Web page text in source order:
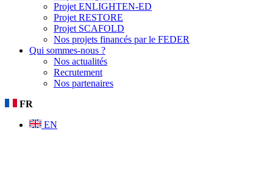
Projet ENLIGHTEN-ED
Projet RESTORE
Projet SCAFOLD
Nos projets financés par le FEDER
Qui sommes-nous ?
Nos actualités
Recrutement
Nos partenaires
FR
EN